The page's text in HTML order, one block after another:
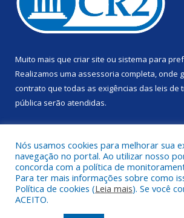
Muito mais que criar site ou sistema para
Realizamos uma assessoria completa, onde
contrato que todas as exigências das leis de
pública serão atendidas.
Todos os direitos reservados a Prefeitura
Nós usamos cookies para melhorar sua
navegação no portal. Ao utilizar nosso
concorda com a política de
Para ter mais informações sobre como
Política de cookies (Leia mais). Se você
ACEITO.